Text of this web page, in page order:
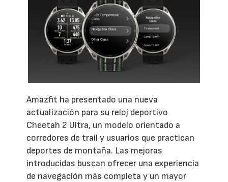
Amazfit ha presentado una nueva
actualización para su reloj deportivo
Cheetah 2 Ultra, un modelo orientado a
corredores de trail y usuarios que practican
deportes de montaña. Las mejoras
introducidas buscan ofrecer una experiencia
de navegación más completa y un mayor